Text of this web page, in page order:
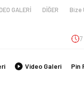
GALERİ DİĞER Bize
Video Galeri Pin